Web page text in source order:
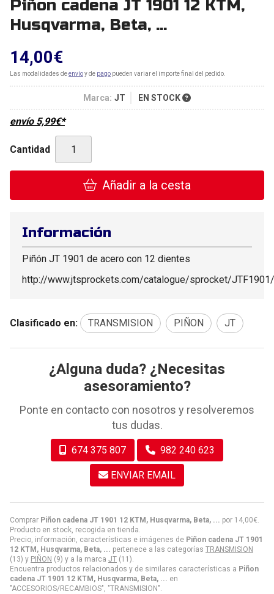
Piñon cadena JT 1901 12 KTM,
Husqvarma, Beta, ...
14,00€
Las modalidades deenvíoy de pago pueden variar el importe final del pedido.
Marca: JT EN STOCK
envío 5,99€*
Cantidad
Añadir a la cesta
Comprar Piñon cadena JT 1901 12 KTM, Husqvarma, Beta, ... por 14,00€.
Producto en stock, recogida en tienda.
Precio, información, características e imágenes de Piñon cadena JT 1901
12 KTM, Husqvarma, Beta, ... pertenece a las categorías TRANSMISION
(13) y PIÑON (9) y a la marca JT (11).
Encuentra productos relacionados y de similares características a Piñon
cadena JT 1901 12 KTM, Husqvarma, Beta, ... en
"ACCESORIOS/RECAMBIOS", "TRANSMISION".
Información
Piñón JT 1901 de acero con 12 dientes
http://www.jtsprockets.com/catalogue/sprocket/JTF1901/
Clasificado en: TRANSMISION PIÑON JT
¿Alguna duda? ¿Necesitas
asesoramiento?
Ponte en contacto con nosotros y resolveremos
tus dudas.
674 375 807 982 240 623
ENVIAR EMAIL